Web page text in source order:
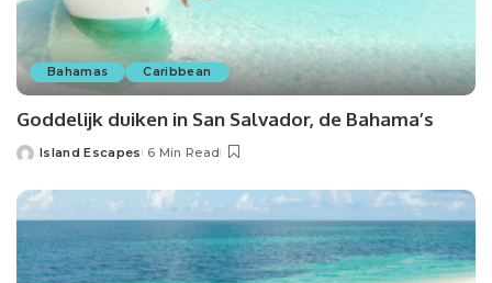
Bahamas Caribbean
Goddelijk duiken in San Salvador, de Bahama’s
Island Escapes 6 Min Read